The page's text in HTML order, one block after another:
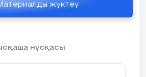
жүктеу
нұсқасы